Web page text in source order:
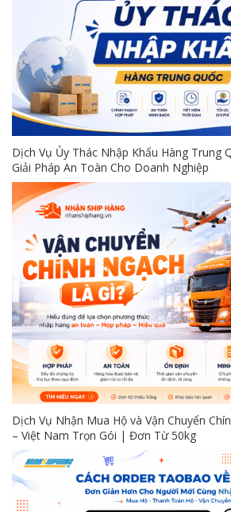
Dịch Vụ Ủy Thác Nhập Khẩu Hàng Trung
Giải Pháp An Toàn Cho Doanh Nghiệp
Dịch Vụ Nhận Mua Hộ và Vận Chuyển
– Việt Nam Trọn Gói | Đơn Từ 50kg